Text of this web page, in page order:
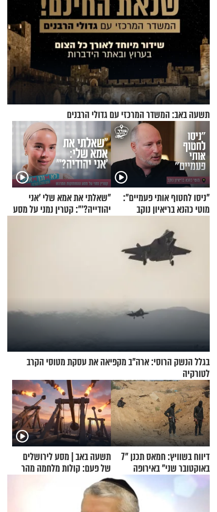
תשעה באב: המשדר המרכזי עם גדולי הרבנים
"ניסו לחטוף אותי פעמיים":
מוטי כהנא בריאיון נוקב
"שאלתי את אמא שלי 'אני
יהודייה?'": קטרין נמני על מסע
בגלל הנשק הרוסי: ארה"ב מקפיאה את עסקת מטוסי הקרב
לטורקיה
דיווח בשוויץ: חמאס תכנן "7
באוקטובר שני" באירופה
תשעה באב | מסע לירושלים
של פעם: קולות מלחמה מהר
הזיתים